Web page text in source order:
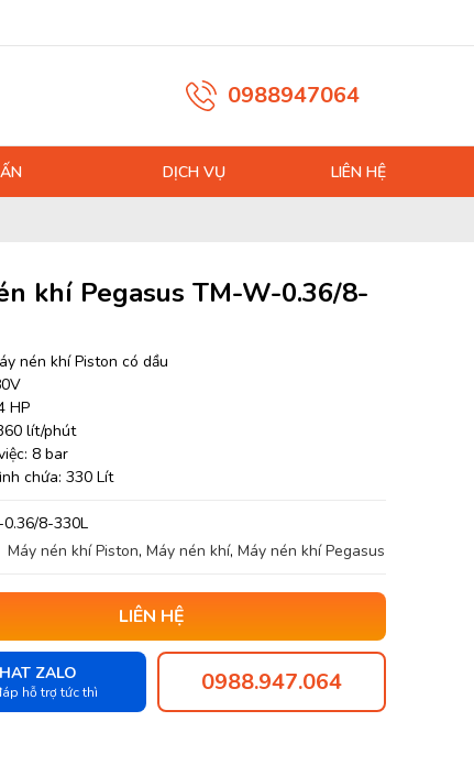
0988947064
DỊCH VỤ LIÊN HỆ
khí Pegasus TM-W-0.36/8-
nén khí Piston có dầu
HP
lít/phút
8 bar
chứa: 330 Lít
8-330L
Máy nén khí Piston, Máy nén khí, Máy nén khí Pegasus
LIÊN HỆ
ZALO
hỗ trợ tức thì 0988.947.064